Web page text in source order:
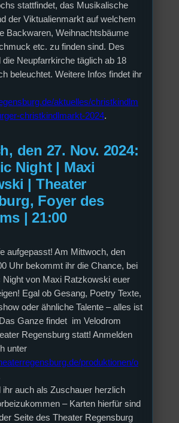
stattfindet, das Musikalische
der Viktualienmarkt auf welchem
Backwaren, Weihnachtsbäume
etc. zu finden sind. Des
die Neupfarrkirche täglich ab 18
beleuchtet. Weitere Infos findet ihr
aktuelles/christkindlm
christkindlmarkt-2024.
den 27. Nov. 2024:
Night | Maxi
| Theater
Foyer des
| 21:00
aufgepasst! Am Mittwoch, den
Uhr bekommt ihr die Chance, bei
Night von Maxi Ratzkowski euer
Egal ob Gesang, Poetry Texte,
oder ähnliche Talente – alles ist
Ganze findet im Velodrom
Regensburg statt! Anmelden
unter
produktionen/o
ihr auch als Zuschauer herzlich
– Karten hierfür sind
Seite des Theater Regensburg